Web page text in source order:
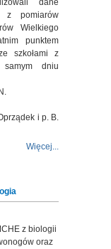
dane
z pomiarów
Wielkiego
punktem
szkołami z
dniu
i p. B.
Więcej...
z biologii
oraz